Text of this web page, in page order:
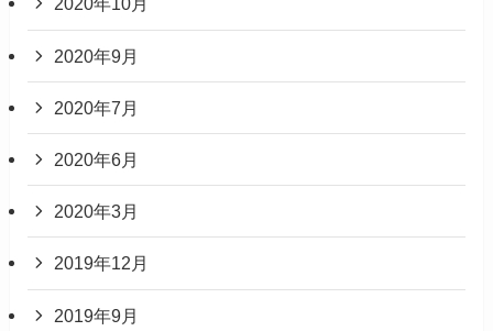
2020年9月
2020年7月
2020年6月
2020年3月
2019年12月
2019年9月